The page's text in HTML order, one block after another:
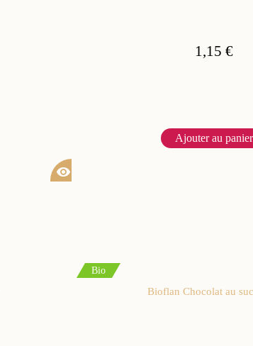
visibility
1,15 €
Ajouter au panier
Bio
Bioflan Chocolat au